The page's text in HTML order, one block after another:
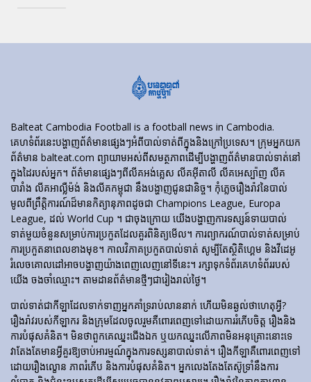
Balteat Cambodia Football is a football news in Cambodia.
គេហទំព័រ​នេះ​បង្ហាញ​ព័ត៌មាន​ផ្សេងៗ​អំពី​បាល់ទាត់​ពី​ក្នុង​និង​ក្រៅ​ប្រទេស។ ក្រុមអ្នកយក
ព័ត៌មាន balteat.com ព្យាយាមអស់ពីសមត្ថភាពដើម្បីបង្ហាញព័ត៌មានបាល់ទាត់នៅ
ក្នុងដៃរបស់អ្នក។ ព័ត៌មានផ្សេងៗពីលីគអង់គ្លេស លីគអ៊ីតាលី លីគអេស្ប៉ាញ លីគ
បារាំង លីគអាល្លឺម៉ង់ និងលីគកម្ពុជា នឹងបង្ហាញជូនជានិច្ច។ កុំភ្លេចរឿងរ៉ាវនៃបាល់
មូលពីព្រឹត្តិការណ៍ដ៏មានកិត្យានុភាពដូចជា Champions League, Europa
League, ដល់ World Cup ។ ជាចុងក្រោយ យើងបង្ហាញការទស្សន៍ទាយបាល់
ទាត់មួយចំនួនសម្រាប់ការប្រកួតដែលគួរពិនិត្យមើល។ ការព្យាករណ៍បាល់ទាត់សម្រាប់
ការប្រកួតនាពេលខាងមុខ។ កាលវិភាគប្រកួតបាល់ទាត់ សូម្បីតែស្ថិតិហ្គេម និងវីដេអូ
រំលេចគោលដៅអាចបង្ហាញយ៉ាងពេញលេញនៅទីនេះ។ រក្សាទុកទំព័រគេហទំព័ររបស់
យើង ចងចាំឈ្មោះ។ តាមដានព័ត៌មានថ្មីៗជារៀងរាល់ថ្ងៃ។
បាល់ទាត់​ជា​កីឡា​ដែល​ទាក់​ទាញ​អ្នក​គាំទ្រ​រាប់​លាន​នាក់ ហើយ​មិន​ឆ្ងល់​ថា​ហេតុអ្វី?
រឿងរ៉ាវ​របស់​កីឡាករ និង​ក្រុម​ដែល​ចូលរួម​គឺ​ពោរពេញ​ទៅ​ដោយ​ការ​រំភើប​ចិត្ត រឿង​និង​
ការ​បំផុស​គំនិត។ មិនថាពួកគេឈ្នះជើងឯក ឬយកឈ្នះលើភាពមិនអនុគ្រោះនោះទេ
វាតែងតែមានអ្វីគួរឱ្យចាប់អារម្មណ៍ក្នុងការទស្សនាបាល់ទាត់។ រឿង​កីឡា​គឺ​ពោរពេញ​ទៅ​
ដោយ​រឿង​ល្ខោន ភាព​រំភើប និង​ការ​បំផុស​គំនិត។ អ្នកលេងតែងតែស៊ូទ្រាំនឹងការ